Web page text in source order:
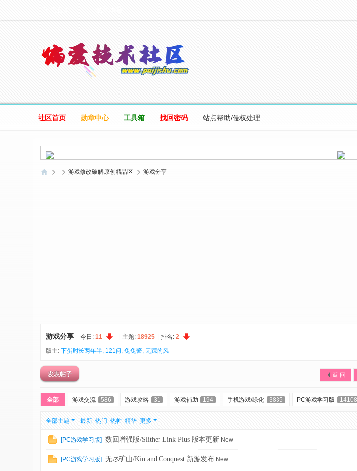
社区首页 勋章中心 工具箱 找回密码 站点帮助/侵权处理
源
游戏修改破解原创精品区 游戏分享
游戏分享 今日: 11 主题: 18925 排名: 2
版主: 下蛋时长两年半, 121问, 兔兔酱, 无踪的风
返 回
发表帖子
全部 游戏交流 586 游戏攻略 31 游戏辅助 194 手机游戏/绿化 3835 PC游戏学习版 14108
全部主题 最新 热门 热帖 精华 更多
[PC游戏学习版] 数回增强版/Slither Link Plus 版本更新 New
[PC游戏学习版] 无尽矿山/Kin and Conquest 新游发布 New